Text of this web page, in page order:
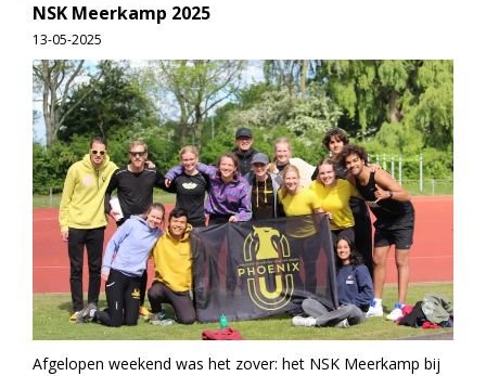
NSK Meerkamp 2025
13-05-2025
Afgelopen weekend was het zover: het NSK Meerkamp bij